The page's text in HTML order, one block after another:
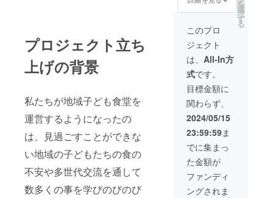
プロジェクト立ち
上げの背景
私たちが地域子ども食堂を
運営するようになったの
は、見過ごすことができな
い地域の子どもたちの食の
不安や多世代交流を通して
数多くの事を学びのびのび
を
選
択
す
る
このプロ
ジェクト
は、 All-In方
式です。
目標金額に
関わらず、
2024/05/15
23:59:59ま
でに集まっ
た金額が
ファンディ
ングされま